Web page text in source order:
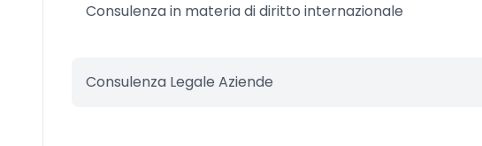
Consulenza in materia di diritto internazionale
Consulenza Legale Aziende